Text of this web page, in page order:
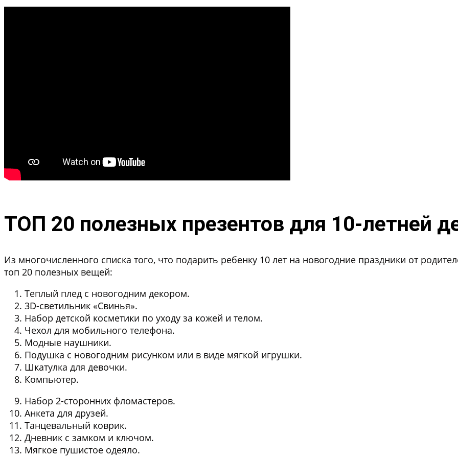
ТОП 20 полезных презентов для 10-летней
Из многочисленного списка того, что подарить ребенку 10 лет на новогодние праздники от
топ 20 полезных вещей:
Теплый плед с новогодним декором.
3D-светильник «Свинья».
Набор детской косметики по уходу за кожей и телом.
Чехол для мобильного телефона.
Модные наушники.
Подушка с новогодним рисунком или в виде мягкой игрушки.
Шкатулка для девочки.
Компьютер.
Набор 2-сторонних фломастеров.
Анкета для друзей.
Танцевальный коврик.
Дневник с замком и ключом.
Мягкое пушистое одеяло.